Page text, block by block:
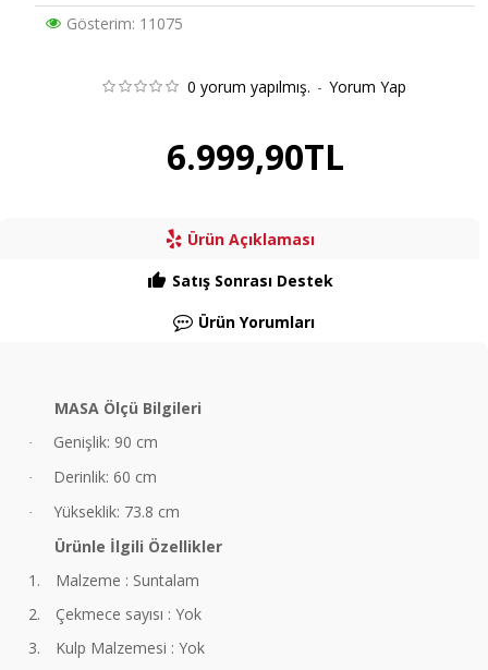
Gösterim: 11075
0 yorum yapılmış. - Yorum Yap
6.999,90TL
Ürün Açıklaması
Satış Sonrası Destek
Ürün Yorumları
MASA Ölçü Bilgileri
· Genişlik: 90 cm
· Derinlik: 60 cm
·
Yükseklik: 73.8 cm
Ürünle İlgili Özellikler
1.
Malzeme : Suntalam
2.
Çekmece sayısı : Yok
3.
Kulp Malzemesi : Yok